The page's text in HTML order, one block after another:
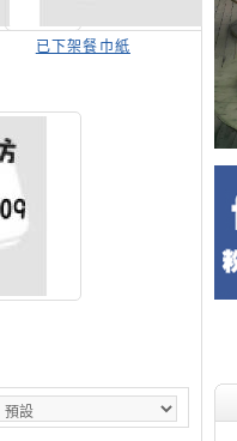
已下架餐巾紙